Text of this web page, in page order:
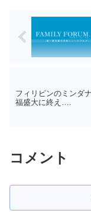
フィリピンのミンダ
福盛大に終え….
コメント